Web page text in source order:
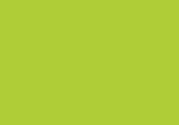
auswählen